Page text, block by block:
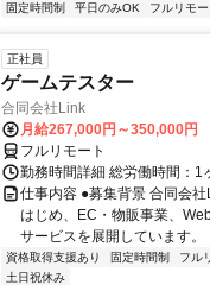
固定時間制 平日のみOK フルリモー
正社員
ゲームテスター
合同会社Link
月給267,000円～350,000円
フルリモート
勤務時間詳細 総労働時間：
仕事内容 ●募集背景 合同会
はじめ、EC・物販事業、
サービスを展開しています。
資格取得支援あり 固定時間制 フル
土日祝休み